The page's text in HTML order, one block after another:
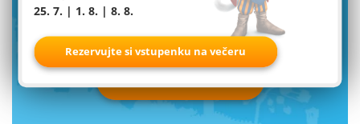
newsletter od Familyparku
25. 7. | 1. 8. | 8. 8.
Rezervujte si vstupenku na večeru